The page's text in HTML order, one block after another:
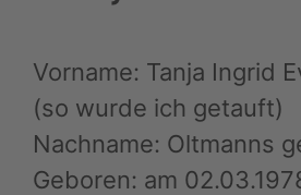
Vorname: Tanja Ingrid
(so wurde ich getauft)
Nachname: Oltmanns
Geboren: am